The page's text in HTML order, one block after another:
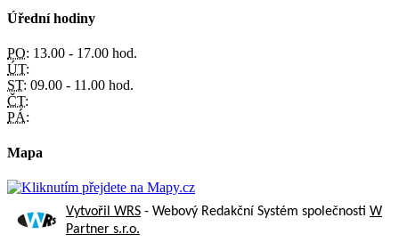
Úřední hodiny
PO: 13.00 - 17.00 hod.
ÚT:
ST: 09.00 - 11.00 hod.
ČT:
PÁ:
Mapa
Vytvořil WRS - Webový Redakční Systém společnosti W
Partner s.r.o.